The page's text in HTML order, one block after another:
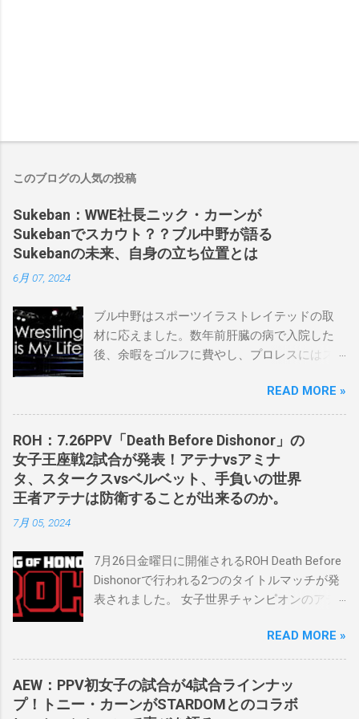
このブログの人気の投稿
Sukeban：WWE社長ニック・カーンが
Sukebanでスカウト？？ブル中野が語る
Sukebanの未来、自身の立ち位置とは
6月 07, 2024
ブル中野はスポーツイラストレイテッドの取
材に応えました。数年前肝臓の病で入院した
後、余暇をゴルフに費やし、プロレスにはス
ました。なお、新しいプロモーションは無限
の可能性に満ちており、先日WWEのニック・
カーン社長にスカウトされました。 「私は
2023年にスケバンのコミッショナーに任命さ
れました。スケバンの醍醐味は、日本独自の
文化の過去、現在、未来をリング上で見るこ
とができることです。何十年も前のスケバン
好きです。」 彼女は今、スケバンで重要な役
割を果たしています。 「今活躍している選手
をとても誇りに思い、応援しています。私の
ケバンのレスラーばかりです。私は彼らを私
の子供のように考えている」。 スケバンの最
新のショーは5月末に行われました。日本の女
子プロレスリーグがロサンゼルスでデビュー
READ MORE »
ROH：7.26PPV「Death Before Dishonor」の
女子王座戦2試合が発表！アテナvsアミナ
タ、スタークスvsベルベット、手負いの世界
王者アテナは防衛することが出来るのか。
7月 05, 2024
7月26日金曜日に開催されるROH Death Before
Dishonorで行われる2つのタイトルマッチが発
表されました。 女子世界チャンピオンのアテ
を防衛することになりました。この試合は木
曜日のROHで発表されました。アテナは5月か
ら活動を休止しており、リング上での欠場は
ストーリー上の負傷が原因とされています。
女子世界チャンピオンは5月の最後の試合で怪
READ MORE »
AEW：PPV初女子の試合が4試合ラインナッ
プ！トニー・カーンがSTARDOMとのコラボ